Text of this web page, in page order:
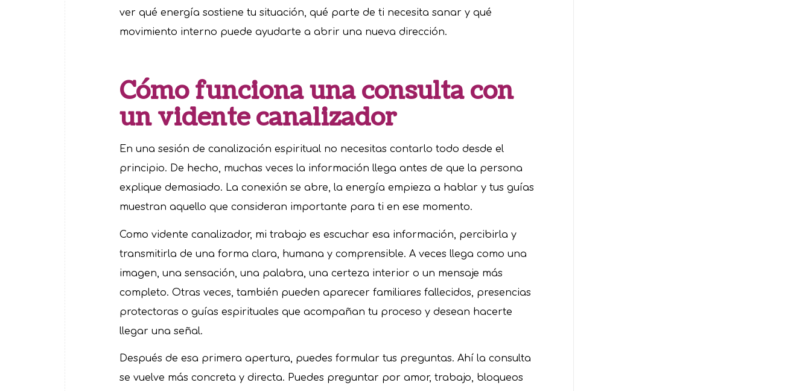
ver qué energía sostiene tu situación, qué parte de ti necesita sanar y qué
movimiento interno puede ayudarte a abrir una nueva dirección.
Cómo funciona una consulta con
un vidente canalizador
En una sesión de canalización espiritual no necesitas contarlo todo desde el
principio. De hecho, muchas veces la información llega antes de que la persona
explique demasiado. La conexión se abre, la energía empieza a hablar y tus guías
muestran aquello que consideran importante para ti en ese momento.
Como vidente canalizador, mi trabajo es escuchar esa información, percibirla y
transmitirla de una forma clara, humana y comprensible. A veces llega como una
imagen, una sensación, una palabra, una certeza interior o un mensaje más
completo. Otras veces, también pueden aparecer familiares fallecidos, presencias
protectoras o guías espirituales que acompañan tu proceso y desean hacerte
llegar una señal.
Después de esa primera apertura, puedes formular tus preguntas. Ahí la consulta
se vuelve más concreta y directa. Puedes preguntar por amor, trabajo, bloqueos